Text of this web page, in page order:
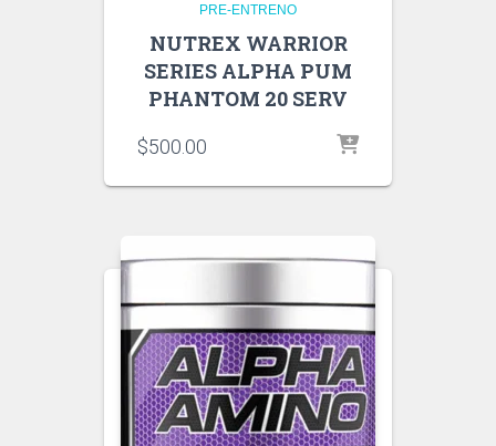
PRE-ENTRENO
NUTREX WARRIOR
SERIES ALPHA PUM
PHANTOM 20 SERV
$500.00